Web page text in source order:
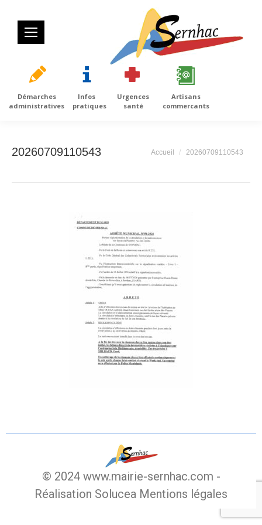
Démarches
administratives
Infos
pratiques
Urgences
santé
Artisans
commercants
20260709110543 Vous êtes ici :
Accueil 20260709110543
© 2024 www.mairie-sernhac.com -
Réalisation Solucea Mentions légales